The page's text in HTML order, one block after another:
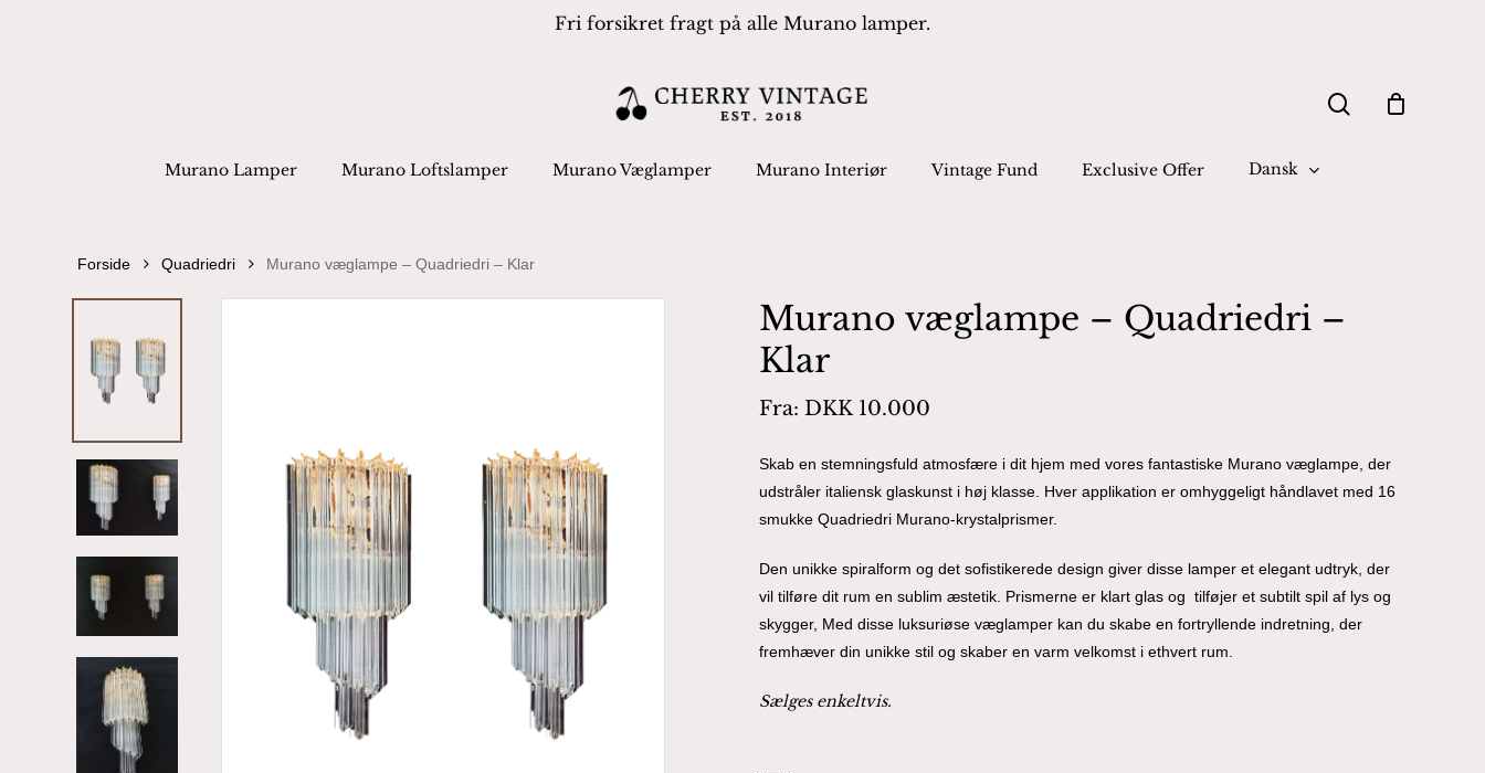
Fri forsikret fragt på alle Murano lamper.
Murano Lamper Murano Loftslamper Murano Væglamper Murano Interiør Vintage Fund Exclusive Offer Dansk
Forside Quadriedri Murano væglampe – Quadriedri – Klar
Murano væglampe – Quadriedri –
Klar
Fra: DKK10.000
Skab en stemningsfuld atmosfære i dit hjem med vores fantastiske Murano væglampe, der
udstråler italiensk glaskunst i høj klasse. Hver applikation er omhyggeligt håndlavet med 16
smukke Quadriedri Murano-krystalprismer.
Den unikke spiralform og det sofistikerede design giver disse lamper et elegant udtryk, der
vil tilføre dit rum en sublim æstetik. Prismerne er klart glas og tilføjer et subtilt spil af lys og
skygger, Med disse luksuriøse væglamper kan du skabe en fortryllende indretning, der
fremhæver din unikke stil og skaber en varm velkomst i ethvert rum.
Sælges enkeltvis.